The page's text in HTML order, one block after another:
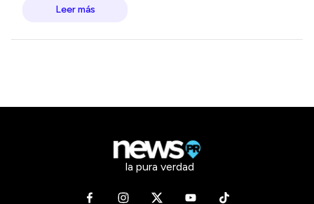
Leer más
la pura verdad